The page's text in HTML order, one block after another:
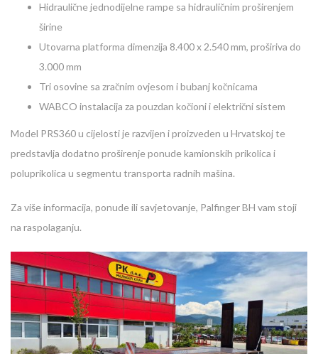
Hidraulične jednodijelne rampe sa hidrauličnim proširenjem
širine
Utovarna platforma dimenzija 8.400 x 2.540 mm, proširiva do
3.000 mm
Tri osovine sa zračnim ovjesom i bubanj kočnicama
WABCO instalacija za pouzdan kočioni i električni sistem
Model PRS360 u cijelosti je razvijen i proizveden u Hrvatskoj te
predstavlja dodatno proširenje ponude kamionskih prikolica i
poluprikolica u segmentu transporta radnih mašina.
Za više informacija, ponude ili savjetovanje, Palfinger BH vam stoji
na raspolaganju.